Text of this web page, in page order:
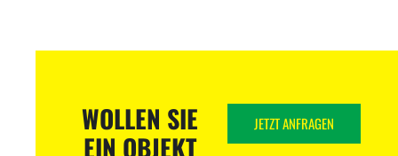
WOLLEN SIE
EIN OBJEKT
JETZT ANFRAGEN